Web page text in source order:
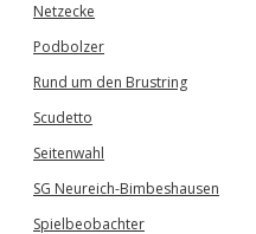
Netzecke
Podbolzer
Rund um den Brustring
Scudetto
Seitenwahl
SG Neureich-Bimbeshausen
Spielbeobachter